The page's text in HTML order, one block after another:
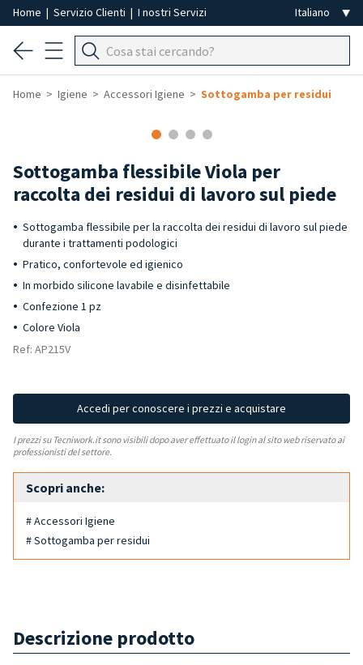
Home | Servizio Clienti | I nostri Servizi
Home Igiene Accessori Igiene Sottogamba per residui
Sottogamba flessibile Viola per
raccolta dei residui di lavoro sul piede
Sottogamba flessibile per la raccolta dei residui di lavoro sul piede
durante i trattamenti podologici
Pratico, confortevole ed igienico
In morbido silicone lavabile e disinfettabile
Confezione 1 pz
Colore Viola
Ref: AP215V
Accedi per conoscere i prezzi e acquistare
I prezzi su Tecniwork.it sono visibili dopo aver effettuato il login al sito web riservato ai
professionisti del settore.
Scopri anche:
# Accessori Igiene
# Sottogamba per residui
Descrizione prodotto